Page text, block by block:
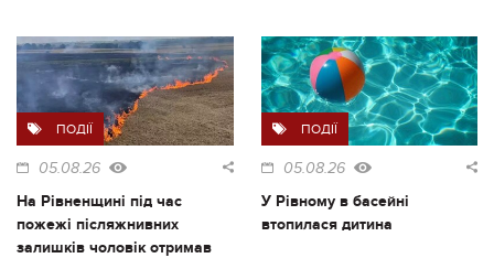
ПОДІЇ
05.08.26
На Рівненщині під час
пожежі післяжнивних
залишків чоловік отримав
ПОДІЇ
05.08.26
У Рівному в басейні
втопилася дитина